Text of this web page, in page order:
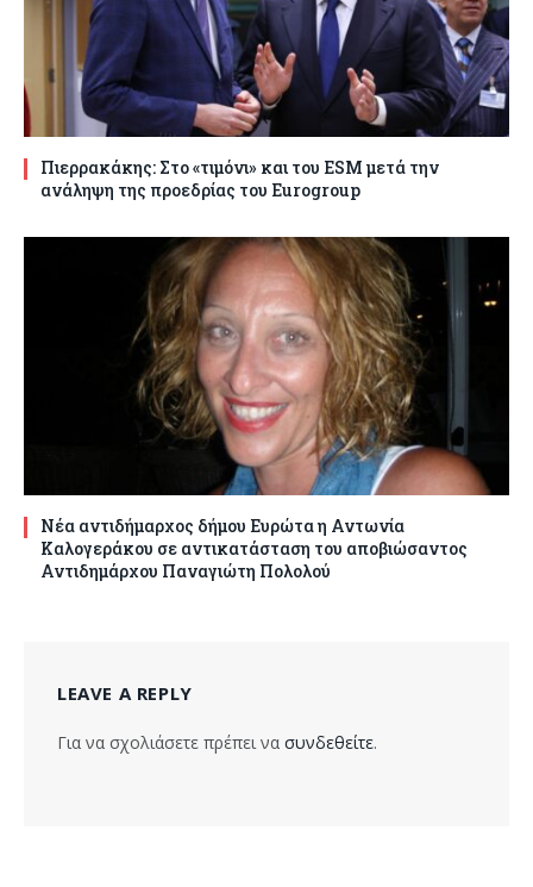
Πιερρακάκης: Στο «τιμόνι» και του ESM μετά την
ανάληψη της προεδρίας του Eurogroup
Νέα αντιδήμαρχος δήμου Ευρώτα η Αντωνία
Καλογεράκου σε αντικατάσταση του αποβιώσαντος
Αντιδημάρχου Παναγιώτη Πολολού
LEAVE A REPLY
Για να σχολιάσετε πρέπει να συνδεθείτε.